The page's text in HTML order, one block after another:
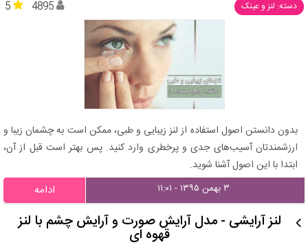
دسته: لنز و عینک 5 4895
بدون دانستن اصول استفاده از لنز زیبایی و طبی، ممکن است به چشمان زیبا و
ارزشمندتان آسیب‌های جدی و پرخطری وارد کنید. پس بهتر است قبل از آن،
ابتدا با این اصول آشنا شوید.
۳ بهمن ۱۳۹۵ - ۱۱:۰۱ ادامه
لنز آرایشی - مدل آرایش صورت و آرایش چشم با لنز
قهوه ای